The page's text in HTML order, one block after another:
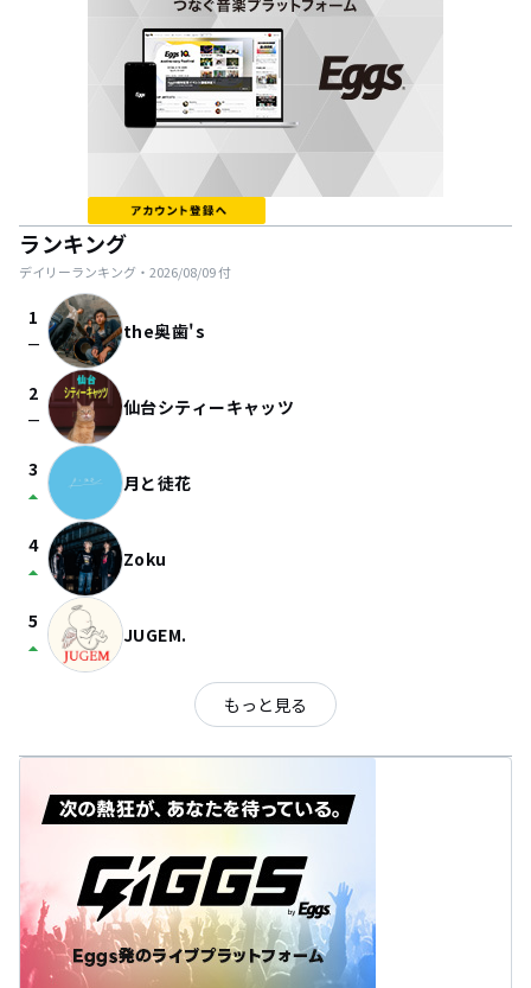
ランキング
デイリーランキング・ 2026/08/09付
1
check_indeterminate_small the奥歯's
2
check_indeterminate_small 仙台シティーキャッツ
3
arrow_drop_up 月と徒花
4
arrow_drop_up Zoku
5
arrow_drop_up JUGEM.
もっと見る